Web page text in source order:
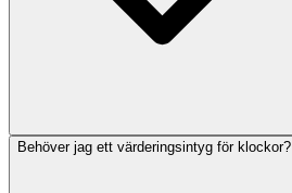
Behöver jag ett värderingsintyg för klockor?